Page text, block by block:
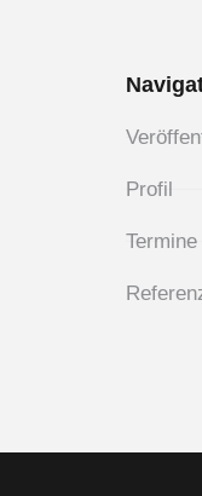
Profil
Termine